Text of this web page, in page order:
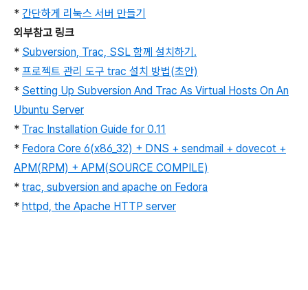
* 간단하게 리눅스 서버 만들기
외부참고 링크
* Subversion, Trac, SSL 함께 설치하기.
* 프로젝트 관리 도구 trac 설치 방법(초안)
* Setting Up Subversion And Trac As Virtual Hosts On An
Ubuntu Server
* Trac Installation Guide for 0.11
* Fedora Core 6(x86_32) + DNS + sendmail + dovecot +
APM(RPM) + APM(SOURCE COMPILE)
* trac, subversion and apache on Fedora
* httpd, the Apache HTTP server